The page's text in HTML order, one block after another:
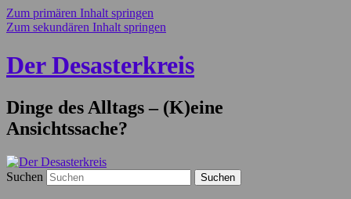
Zum primären Inhalt springen
Zum sekundären Inhalt springen
Der Desasterkreis
Dinge des Alltags – (K)eine
Ansichtssache?
Suchen